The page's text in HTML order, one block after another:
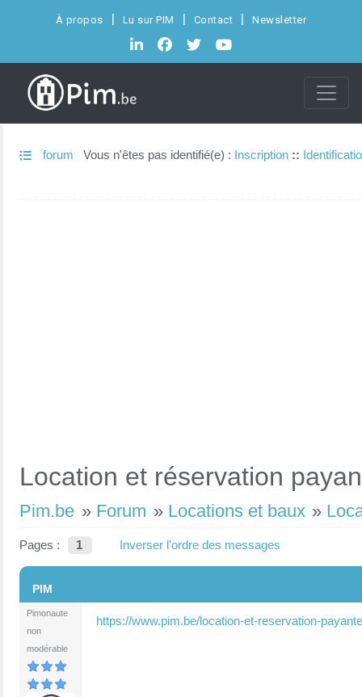
À propos Lu sur PIM Contact Newsletter
forum Vous n'êtes pas identifié(e) : Inscription ::
Location et réservation
Pim.be » Forum » Locations et baux »
Pages : 1 Inverser l'ordre des messages
PIM
Pimonaute
non
modérable
https://www.pim.be/location-et-reservation-